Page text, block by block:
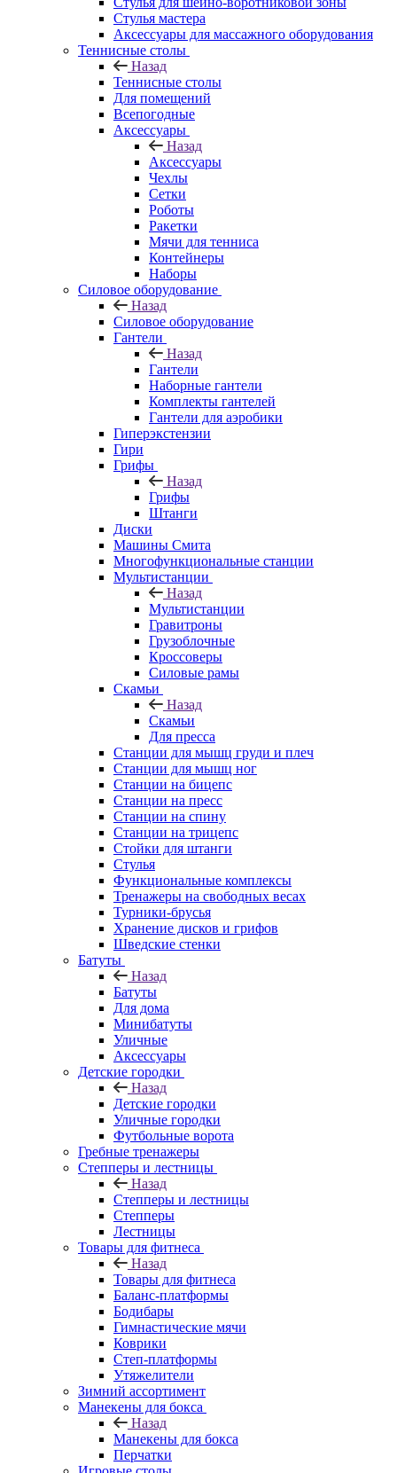
Стулья мастера
Аксессуары для массажного оборудования
Теннисные столы
Назад
Теннисные столы
Для помещений
Всепогодные
Аксессуары
Назад
Аксессуары
Чехлы
Сетки
Роботы
Ракетки
Мячи для тенниса
Контейнеры
Наборы
Силовое оборудование
Назад
Силовое оборудование
Гантели
Назад
Гантели
Наборные гантели
Комплекты гантелей
Гантели для аэробики
Гиперэкстензии
Гири
Грифы
Назад
Грифы
Штанги
Диски
Машины Смита
Многофункциональные станции
Мультистанции
Назад
Мультистанции
Гравитроны
Грузоблочные
Кроссоверы
Силовые рамы
Скамьи
Назад
Скамьи
Для пресса
Станции для мышц груди и плеч
Станции для мышц ног
Станции на бицепс
Станции на пресс
Станции на спину
Станции на трицепс
Стойки для штанги
Стулья
Функциональные комплексы
Тренажеры на свободных весах
Турники-брусья
Хранение дисков и грифов
Шведские стенки
Батуты
Назад
Батуты
Для дома
Минибатуты
Уличные
Аксессуары
Детские городки
Назад
Детские городки
Уличные городки
Футбольные ворота
Гребные тренажеры
Степперы и лестницы
Назад
Степперы и лестницы
Степперы
Лестницы
Товары для фитнеса
Назад
Товары для фитнеса
Баланс-платформы
Бодибары
Гимнастические мячи
Коврики
Степ-платформы
Утяжелители
Зимний ассортимент
Манекены для бокса
Назад
Манекены для бокса
Перчатки